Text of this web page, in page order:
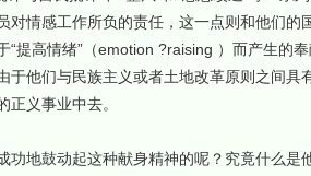
对情感工作所负的责任，这一点则和他们
“提高情绪”（emotion ?raising ）而产生的
于他们与民族主义或者土地改革原则之间
正义事业中去。
地鼓动起这种献身精神的呢？究竟什么是